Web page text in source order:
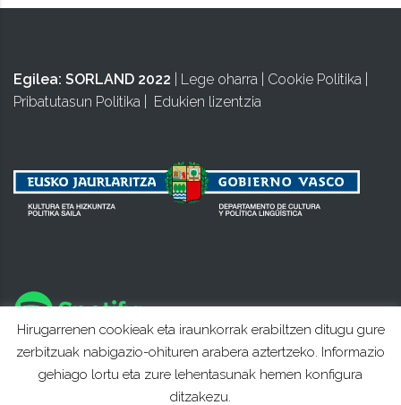
Egilea: SORLAND 2022 Lege oharra Cookie Politika
Pribatutasun Politika
Edukien lizentzia
Hirugarrenen cookieak eta iraunkorrak erabiltzen ditugu gure
zerbitzuak nabigazio-ohituren arabera aztertzeko. Informazio
gehiago lortu eta zure lehentasunak hemen konfigura
ditzakezu.